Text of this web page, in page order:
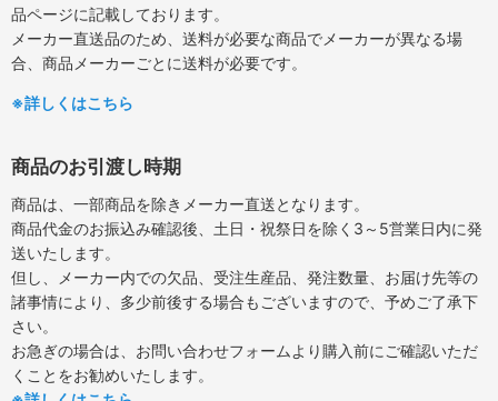
品ページに記載しております。
メーカー直送品のため、送料が必要な商品でメーカーが異なる場
合、商品メーカーごとに送料が必要です。
※詳しくはこちら
商品のお引渡し時期
商品は、一部商品を除きメーカー直送となります。
商品代金のお振込み確認後、土日・祝祭日を除く3～5営業日内に発
送いたします。
但し、メーカー内での欠品、受注生産品、発注数量、お届け先等の
諸事情により、多少前後する場合もございますので、予めご了承下
さい。
お急ぎの場合は、お問い合わせフォームより購入前にご確認いただ
くことをお勧めいたします。